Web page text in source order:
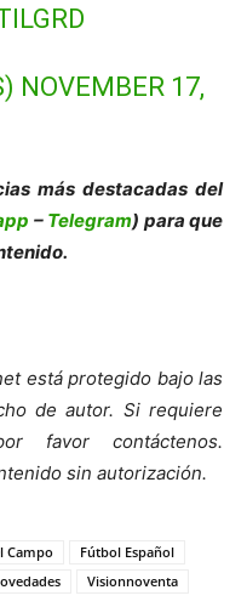
NOVEMBER 17,
más destacadas del
– Telegram) para que
está protegido bajo las
de autor. Si requiere
favor contáctenos.
sin autorización.
Campo
Fútbol Español
Visionnoventa